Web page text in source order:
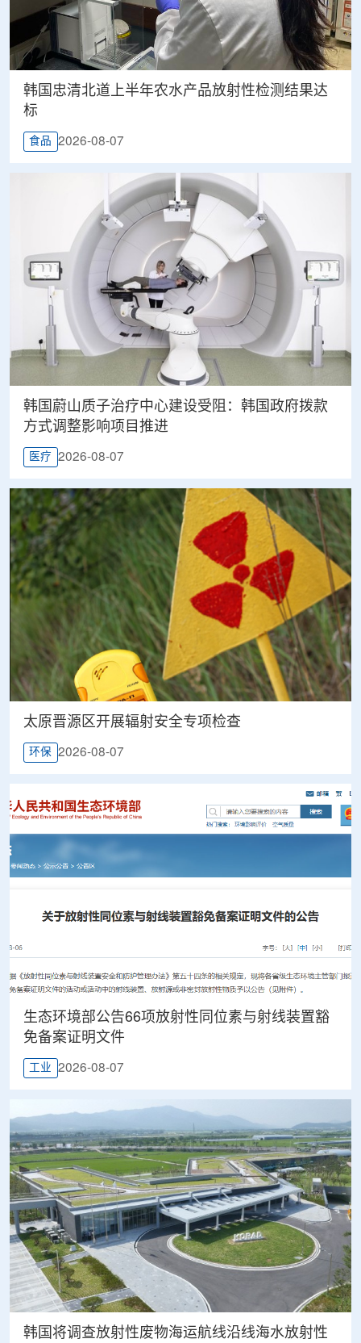
韩国忠清北道上半年农水产品放射性检测结果达
标
食品 2026-08-07
韩国蔚山质子治疗中心建设受阻：韩国政府拨款
方式调整影响项目推进
医疗 2026-08-07
太原晋源区开展辐射安全专项检查
环保 2026-08-07
生态环境部公告66项放射性同位素与射线装置豁
免备案证明文件
工业 2026-08-07
韩国将调查放射性废物海运航线沿线海水放射性